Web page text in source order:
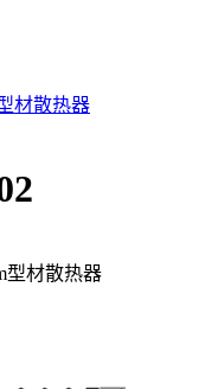
材散热器
型材散热器